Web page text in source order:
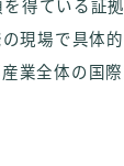
得ている証拠
現場で具体的
業全体の国際